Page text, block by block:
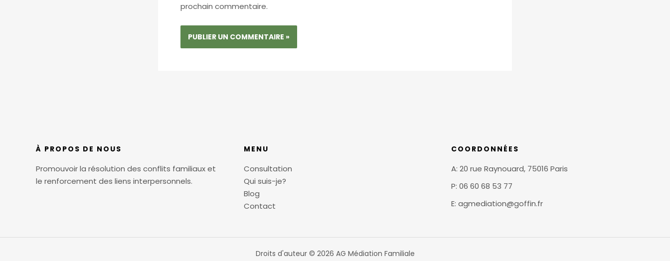
prochain commentaire.
À PROPOS DE NOUS
Promouvoir la résolution des conflits familiaux et
le renforcement des liens interpersonnels.
MENU
Consultation
Qui suis-je?
Blog
Contact
COORDONNÉES
A: 20 rue Raynouard, 75016 Paris
P: 06 60 68 53 77
E: agmediation@goffin.fr
Droits d'auteur © 2026 AG Médiation Familiale